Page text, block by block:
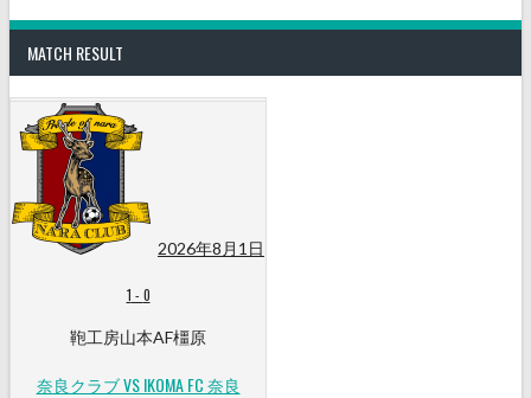
MATCH RESULT
2026年8月1日
1 - 0
鞄工房山本AF橿原
奈良クラブ VS IKOMA FC 奈良